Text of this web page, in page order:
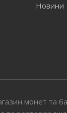
Новини
монет та